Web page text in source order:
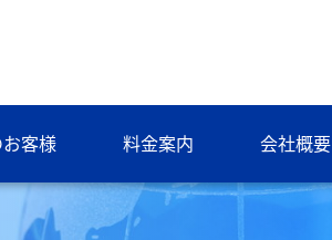
客様 料金案内 会社概要